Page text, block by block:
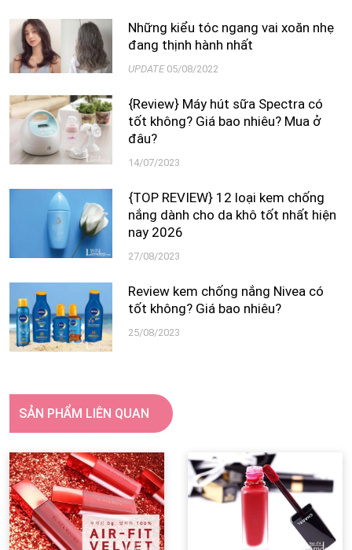
Những kiểu tóc ngang vai xoăn nhẹ
đang thịnh hành nhất
UPDATE 05/08/2022
{Review} Máy hút sữa Spectra có
tốt không? Giá bao nhiêu? Mua ở
đâu?
14/07/2023
{TOP REVIEW} 12 loại kem chống
nắng dành cho da khô tốt nhất hiện
nay 2026
27/08/2023
Review kem chống nắng Nivea có
tốt không? Giá bao nhiêu?
25/08/2023
SẢN PHẨM LIÊN QUAN